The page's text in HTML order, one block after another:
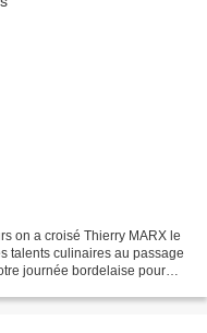
on a croisé Thierry MARX le
talents culinaires au passage
journée bordelaise pour